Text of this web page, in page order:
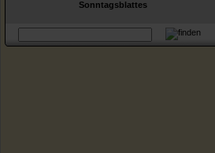
Sonntagsblattes